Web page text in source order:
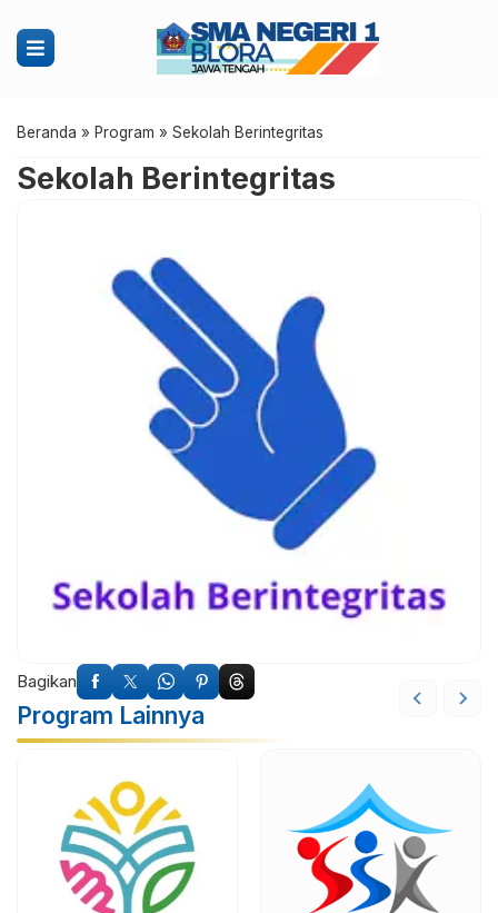
Beranda » Program » Sekolah Berintegritas
Sekolah Berintegritas
Bagikan
Program Lainnya